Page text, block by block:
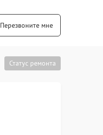
Перезвоните мне
Статус ремонта